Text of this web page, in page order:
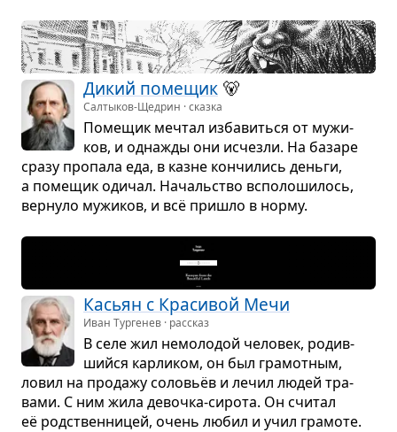
Дикий поме­щик 🐻
Салтыков-Щедрин · сказка
Поме­щик меч­тал изба­виться от мужи­
ков, и одна­жды они исчезли. На базаре
сразу про­пала еда, в казне кон­чи­лись деньги,
а поме­щик оди­чал. Началь­ство вспо­ло­ши­лось,
вер­нуло мужи­ков, и всё при­шло в норму.
Касьян с Кра­си­вой Мечи
Иван Тургенев · рассказ
В селе жил немо­ло­дой чело­век, родив­
шийся кар­ли­ком, он был гра­мот­ным,
ловил на про­дажу соловьёв и лечил людей тра­
вами. С ним жила девочка-сирота. Он счи­тал
её род­ствен­ни­цей, очень любил и учил гра­моте.